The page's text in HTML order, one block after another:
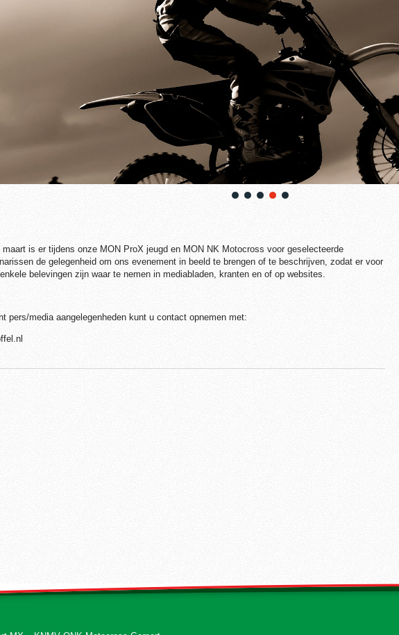
is er tijdens onze MON ProX jeugd en MON NK Motocross voor geselecteerde
de gelegenheid om ons evenement in beeld te brengen of te beschrijven, zodat er voor
belevingen zijn waar te nemen in mediabladen, kranten en of op websites.
pers/media aangelegenheden kunt u contact opnemen met: